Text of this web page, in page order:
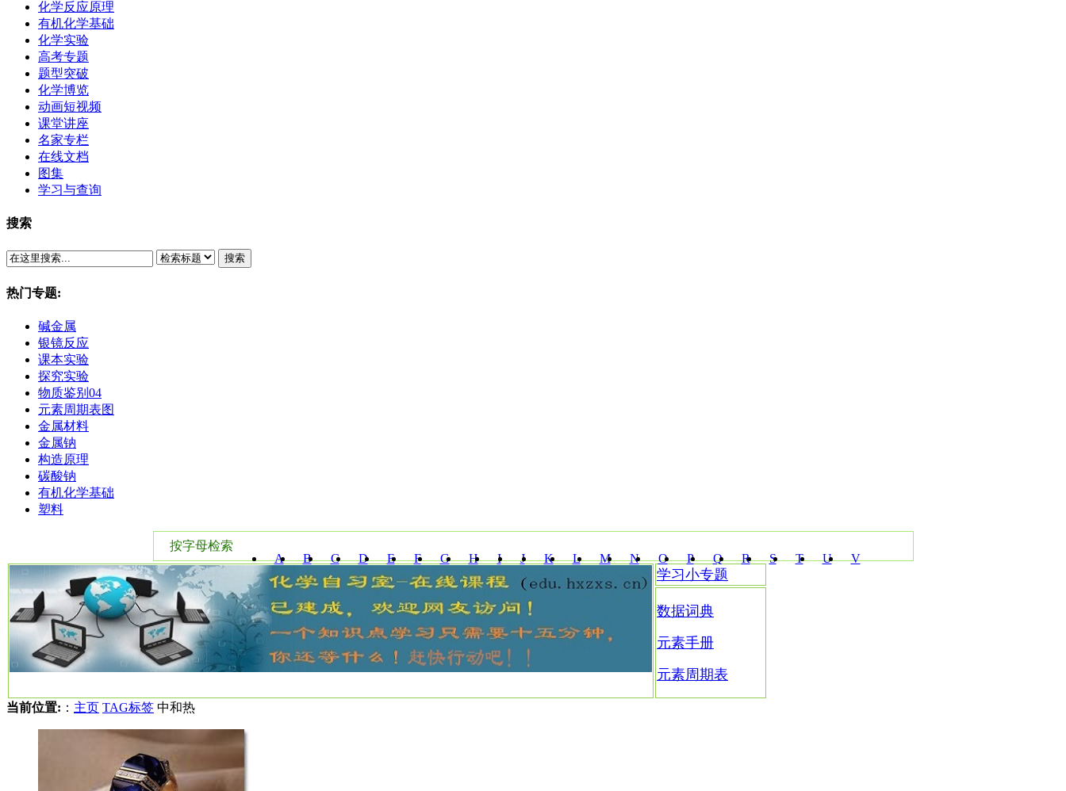
化学反应原理
有机化学基础
化学实验
高考专题
题型突破
化学博览
动画短视频
课堂讲座
名家专栏
在线文档
图集
学习与查询
搜索
搜索
热门专题:
碱金属
银镜反应
课本实验
探究实验
物质鉴别04
元素周期表图
金属材料
金属钠
构造原理
碳酸钠
有机化学基础
塑料
按字母检索
A
B C D E F G H I J K L M N O P Q R S T U V
W X Y Z
学习小专题
数据词典
元素手册
元素周期表
当前位置: ： 主页 TAG标签 中和热